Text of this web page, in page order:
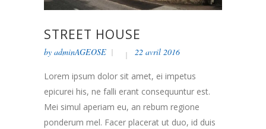
STREET HOUSE
by adminAGEOSE 22 avril 2016
Lorem ipsum dolor sit amet, ei impetus
epicurei his, ne falli erant consequuntur est.
Mei simul aperiam eu, an rebum regione
ponderum mel. Facer placerat ut duo, id duis